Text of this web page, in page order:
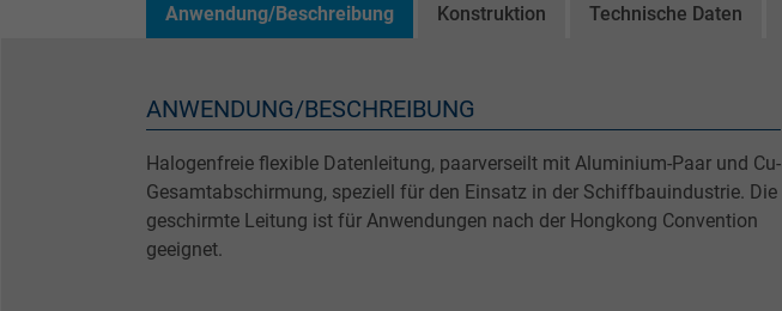
Anwendung/Beschreibung Konstruktion Technische Daten
ANWENDUNG/BESCHREIBUNG
Halogenfreie flexible Datenleitung, paarverseilt mit Aluminium-Paar und Cu-
Gesamtabschirmung, speziell für den Einsatz in der Schiffbauindustrie. Die
geschirmte Leitung ist für Anwendungen nach der Hongkong Convention
geeignet.